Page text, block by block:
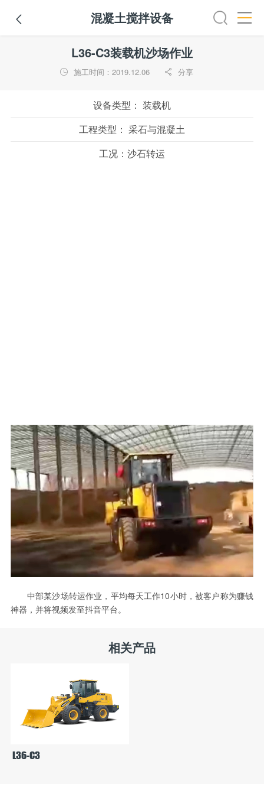
 混凝土搅拌设备
摊铺机 冷再生机 吊管机
L36-C3装载机沙场作业
 施工时间：2019.12.06  分享
设备类型： 装载机
工程类型： 采石与混凝土
工况： 沙石转运
中部某沙场转运作业，平均每天工作10小时，被客户称为赚钱
神器，并将视频发至抖音平台。
相关产品
L36-C3